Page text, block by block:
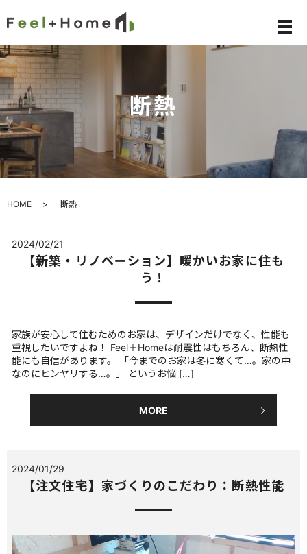
メ
断熱
HOME 断熱
2024/02/21
【新築・リノベーション】暖かいお家に住も
う！
家族が安心して住むためのお家は、デザインだけでなく、性能も
重視したいですよね！ Feel＋Homeは耐震性はもちろん、断熱性
能にも自信があります。 「今までのお家は冬に寒くて…。家の中
なのにヒンヤリする…。」 というお悩 […]
MORE
2024/01/29
【注文住宅】家づくりのこだわり：断熱性能